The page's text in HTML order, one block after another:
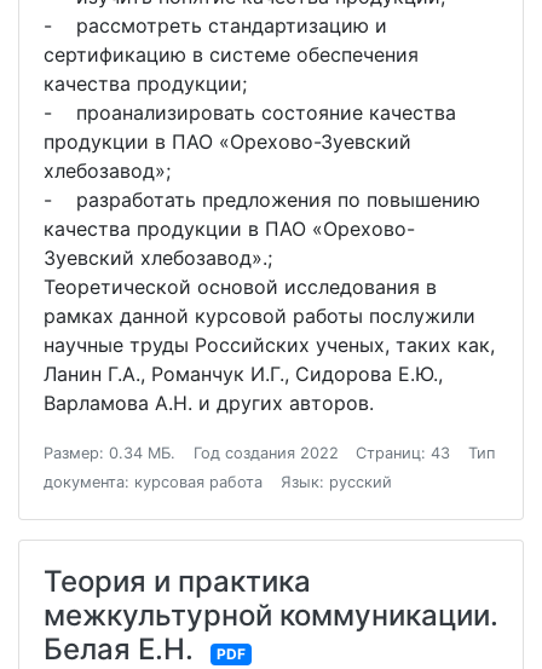
- рассмотреть стандартизацию и
сертификацию в системе обеспечения
качества продукции;
- проанализировать состояние качества
продукции в ПАО «Орехово-Зуевский
хлебозавод»;
- разработать предложения по повышению
качества продукции в ПАО «Орехово-
Зуевский хлебозавод».;
Теоретической основой исследования в
рамках данной курсовой работы послужили
научные труды Российских ученых, таких как,
Ланин Г.А., Романчук И.Г., Сидорова Е.Ю.,
Варламова А.Н. и других авторов.
Размер: 0.34 МБ. Год создания 2022 Страниц: 43
Тип
документа: курсовая работа
Язык: русский
Теория и практика
межкультурной коммуникации.
Белая Е.Н.
PDF